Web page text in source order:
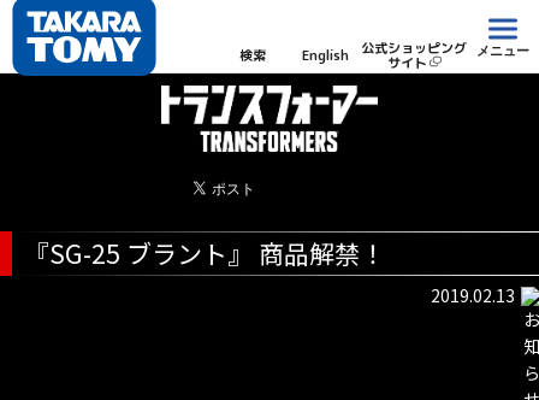
検索 English 公式ショッピング
サイト
メニュー
『SG-25 ブラント』 商品解禁！
2019.02.13